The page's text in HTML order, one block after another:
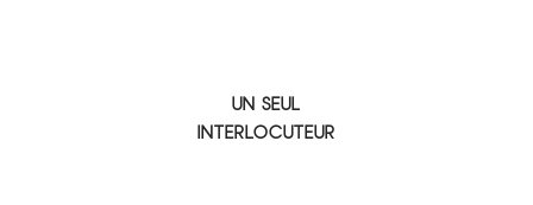
UN SEUL
INTERLOCUTEUR